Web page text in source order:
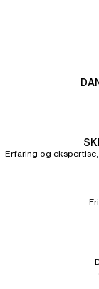
Erfaring og